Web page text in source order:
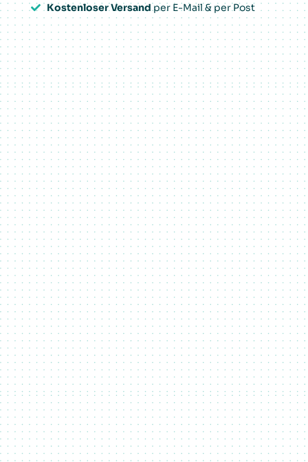
Kostenloser Versandper E-Mail & per Post